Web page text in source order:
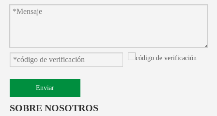
Enviar
SOBRE NOSOTROS